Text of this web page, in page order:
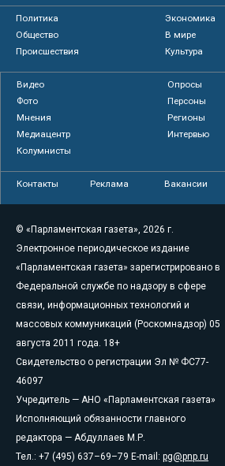
Политика
Экономика
Общество
В мире
Происшествия
Культура
Видео
Опросы
Фото
Персоны
Мнения
Регионы
Медиацентр
Интервью
Колумнисты
Контакты Реклама Вакансии
© «Парламентская газета», 2026 г.
Электронное периодическое издание
«Парламентская газета» зарегистрировано в
Федеральной службе по надзору в сфере
связи, информационных технологий и
массовых коммуникаций (Роскомнадзор) 05
августа 2011 года. 18+
Свидетельство о регистрации Эл № ФС77-
46097
Учредитель — АНО «Парламентская газета»
Исполняющий обязанности главного
редактора — Абдуллаев М.Р.
Тел.: +7 (495) 637–69–79 E-mail: pg@pnp.ru